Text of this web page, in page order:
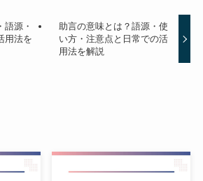
語源・
用法を
助言の意味とは？語源・使
い方・注意点と日常での活
用法を解説